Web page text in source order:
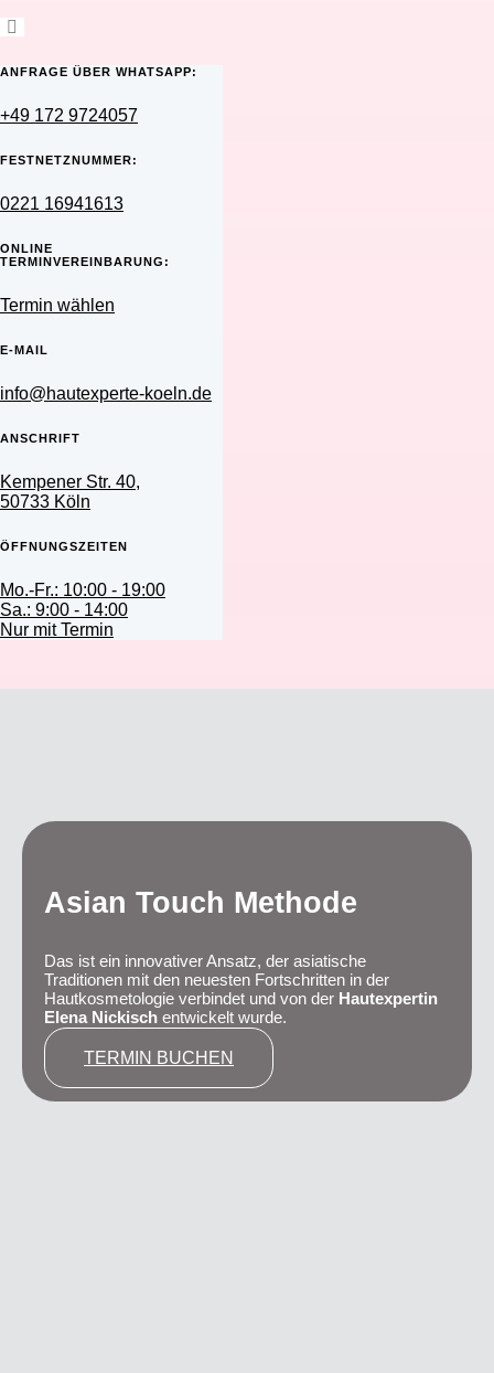
ANFRAGE ÜBER WHATSAPP:
+49 172 9724057
FESTNETZNUMMER:
0221 16941613
ONLINE
TERMINVEREINBARUNG:
Termin wählen
E-MAIL
info@hautexperte-koeln.de
ANSCHRIFT
Kempener Str. 40,
50733 Köln
ÖFFNUNGSZEITEN
Mo.-Fr.: 10:00 - 19:00
Sa.: 9:00 - 14:00
Nur mit Termin
Asian Touch Methode
Das ist ein innovativer Ansatz, der asiatische
Traditionen mit den neuesten Fortschritten in der
Hautkosmetologie verbindet und von der Hautexpertin
Elena Nickisch entwickelt wurde.
TERMIN BUCHEN